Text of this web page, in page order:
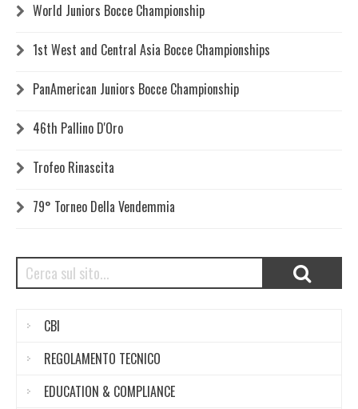
World Juniors Bocce Championship
1st West and Central Asia Bocce Championships
PanAmerican Juniors Bocce Championship
46th Pallino D'Oro
Trofeo Rinascita
79° Torneo Della Vendemmia
CBI
REGOLAMENTO TECNICO
EDUCATION & COMPLIANCE